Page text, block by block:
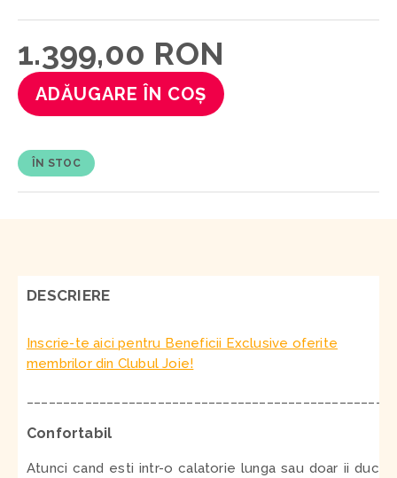
1.399,00 RON
ADĂUGARE ÎN COȘ
ÎN STOC
DESCRIERE
Inscrie-te aici pentru Beneficii Exclusive oferite
membrilor din Clubul Joie!
Confortabil
Atunci cand esti intr-o calatorie lunga sau doar ii duci